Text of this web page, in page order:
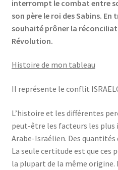
interrompt le combat entre
son père le roi des Sabins.
souhaité prôner la
Révolution.
Histoire de mon tableau
Il représente le conflit
L’histoire et les différentes
peut-être les facteurs les
Arabe-Israélien. Des
La seule certitude est que ces
la plupart de la même origine.